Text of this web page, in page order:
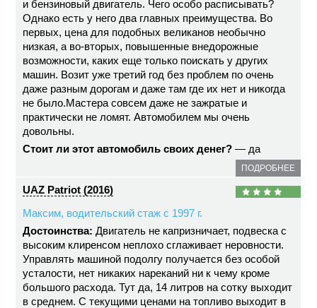
и бензиновый двигатель. Чего особо расписывать?
Однако есть у него два главных преимущества. Во
первых, цена для подобных великанов необычно
низкая, а во-вторых, повышенные внедорожные
возможности, каких еще только поискать у других
машин. Возит уже третий год без проблем по очень
даже разным дорогам и даже там где их нет и никогда
не было.Мастера совсем даже не зажратые и
практически не ломят. Автомобилем мы очень
довольны.
Стоит ли этот автомобиль своих денег? — да
ПОДРОБНЕЕ
UAZ Patriot (2016)
Максим, водительский стаж с 1997 г.
Достоинства: Двигатель не капризничает, подвеска с
высоким клиренсом неплохо сглаживает неровности.
Управлять машиной подолгу получается без особой
усталости, нет никаких нареканий ни к чему кроме
большого расхода. Тут да, 14 литров на сотку выходит
в среднем. С текущими ценами на топливо выходит в